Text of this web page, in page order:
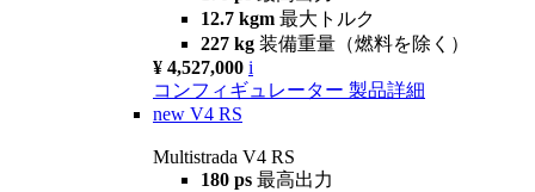
12.7 kgm 最大トルク
227 kg 装備重量（燃料を除く）
¥ 4,527,000 i
コンフィギュレーター 製品詳細
new V4 RS
Multistrada V4 RS
180 ps 最高出力